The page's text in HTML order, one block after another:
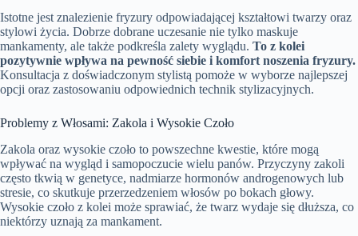
Istotne jest znalezienie fryzury odpowiadającej kształtowi twarzy oraz
stylowi życia. Dobrze dobrane uczesanie nie tylko maskuje
mankamenty, ale także podkreśla zalety wyglądu. To z kolei
pozytywnie wpływa na pewność siebie i komfort noszenia fryzury.
Konsultacja z doświadczonym stylistą pomoże w wyborze najlepszej
opcji oraz zastosowaniu odpowiednich technik stylizacyjnych.
Problemy z Włosami: Zakola i Wysokie Czoło
Zakola oraz wysokie czoło to powszechne kwestie, które mogą
wpływać na wygląd i samopoczucie wielu panów. Przyczyny zakoli
często tkwią w genetyce, nadmiarze hormonów androgenowych lub
stresie, co skutkuje przerzedzeniem włosów po bokach głowy.
Wysokie czoło z kolei może sprawiać, że twarz wydaje się dłuższa, co
niektórzy uznają za mankament.